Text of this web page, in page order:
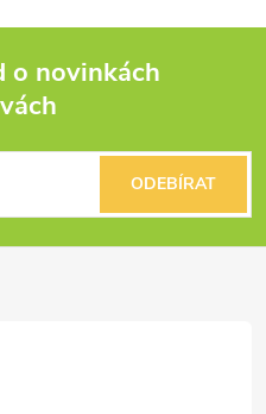
o novinkách
ODEBÍRAT